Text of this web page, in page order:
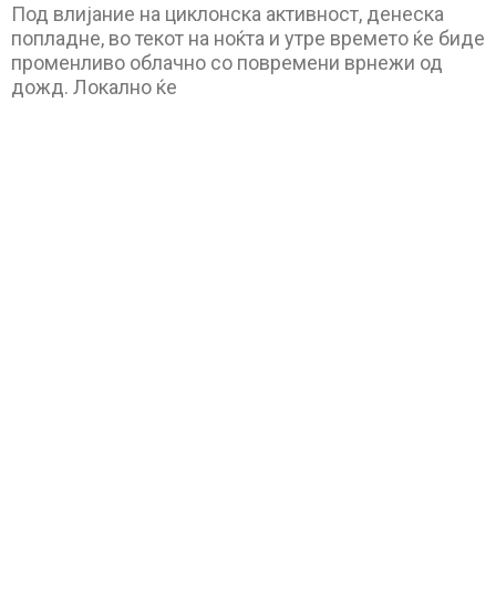
Под влијание на циклонска активност, денеска
попладне, во текот на ноќта и утре времето ќе биде
променливо облачно со повремени врнежи од
дожд. Локално ќе